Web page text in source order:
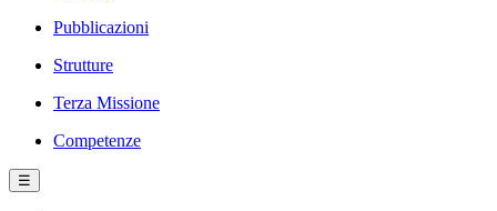
Pubblicazioni
Strutture
Terza Missione
Competenze
☰